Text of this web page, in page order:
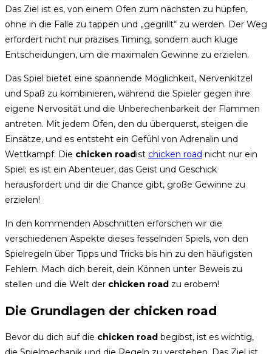
Das Ziel ist es, von einem Ofen zum nächsten zu hüpfen,
ohne in die Falle zu tappen und „gegrillt“ zu werden. Der Weg
erfordert nicht nur präzises Timing, sondern auch kluge
Entscheidungen, um die maximalen Gewinne zu erzielen.
Das Spiel bietet eine spannende Möglichkeit, Nervenkitzel
und Spaß zu kombinieren, während die Spieler gegen ihre
eigene Nervosität und die Unberechenbarkeit der Flammen
antreten. Mit jedem Ofen, den du überquerst, steigen die
Einsätze, und es entsteht ein Gefühl von Adrenalin und
Wettkampf. Die chicken roadist chicken road nicht nur ein
Spiel; es ist ein Abenteuer, das Geist und Geschick
herausfordert und dir die Chance gibt, große Gewinne zu
erzielen!
In den kommenden Abschnitten erforschen wir die
verschiedenen Aspekte dieses fesselnden Spiels, von den
Spielregeln über Tipps und Tricks bis hin zu den häufigsten
Fehlern. Mach dich bereit, dein Können unter Beweis zu
stellen und die Welt der chicken road zu erobern!
Die Grundlagen der chicken road
Bevor du dich auf die chicken road begibst, ist es wichtig,